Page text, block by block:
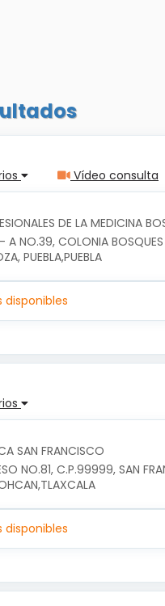
Vídeo consulta
DE LA MEDICINA
A NO.39, COLONIA BOSQUES
PUEBLA,PUEBLA
disponibles
SAN FRANCISCO
NO.81, C.P.99999, SAN
disponibles